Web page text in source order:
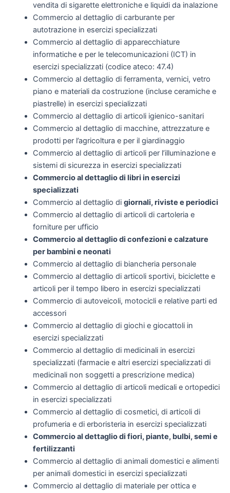
vendita di sigarette elettroniche e liquidi da inalazione
Commercio al dettaglio di carburante per
autotrazione in esercizi specializzati
Commercio al dettaglio di apparecchiature
informatiche e per le telecomunicazioni (ICT) in
esercizi specializzati (codice ateco: 47.4)
Commercio al dettaglio di ferramenta, vernici, vetro
piano e materiali da costruzione (incluse ceramiche e
piastrelle) in esercizi specializzati
Commercio al dettaglio di articoli igienico-sanitari
Commercio al dettaglio di macchine, attrezzature e
prodotti per l’agricoltura e per il giardinaggio
Commercio al dettaglio di articoli per l’illuminazione e
sistemi di sicurezza in esercizi specializzati
Commercio al dettaglio di libri in esercizi
specializzati
Commercio al dettaglio di giornali, riviste e periodici
Commercio al dettaglio di articoli di cartoleria e
forniture per ufficio
Commercio al dettaglio di confezioni e calzature
per bambini e neonati
Commercio al dettaglio di biancheria personale
Commercio al dettaglio di articoli sportivi, biciclette e
articoli per il tempo libero in esercizi specializzati
Commercio di autoveicoli, motocicli e relative parti ed
accessori
Commercio al dettaglio di giochi e giocattoli in
esercizi specializzati
Commercio al dettaglio di medicinali in esercizi
specializzati (farmacie e altri esercizi specializzati di
medicinali non soggetti a prescrizione medica)
Commercio al dettaglio di articoli medicali e ortopedici
in esercizi specializzati
Commercio al dettaglio di cosmetici, di articoli di
profumeria e di erboristeria in esercizi specializzati
Commercio al dettaglio di fiori, piante, bulbi, semi e
fertilizzanti
Commercio al dettaglio di animali domestici e alimenti
per animali domestici in esercizi specializzati
Commercio al dettaglio di materiale per ottica e